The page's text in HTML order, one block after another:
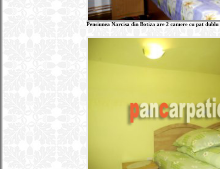
Pensiunea Narcisa din Botiza are 2 camere cu pat